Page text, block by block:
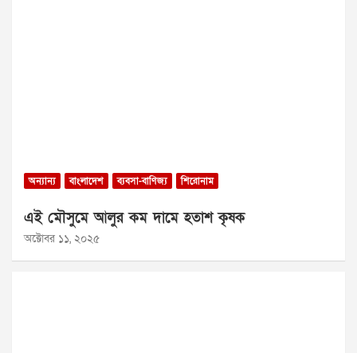
অন্যান্য বাংলাদেশ ব্যবসা-বাণিজ্য শিরোনাম
এই মৌসুমে আলুর কম দামে হতাশ কৃষক
অক্টোবর ১১, ২০২৫